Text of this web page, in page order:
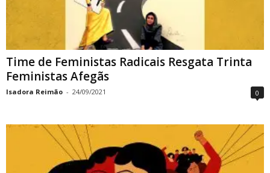
Time de Feministas Radicais Resgata Trinta
Feministas Afegãs
Isadora Reimão - 24/09/2021 0